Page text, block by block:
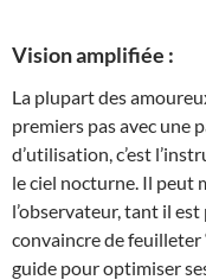
Vision amplifiée :
La plupart des
premiers pas avec une
d’utilisation, c’est
le ciel nocturne. Il peut
l’observateur, tant il
convaincre de feuilleter
guide pour optimiser